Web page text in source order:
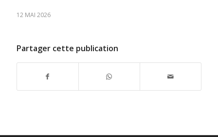
12 MAI 2026
Partager cette publication